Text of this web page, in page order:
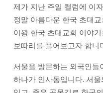
야
기
제가 지난 주일 컬럼에 이
정말 아름다운 한국 초대
이왕 한국 초대교회 이야
보따리를 풀어보고자 합니
서울을 방문하는 외국인들
하나가 인사동입니다. 서